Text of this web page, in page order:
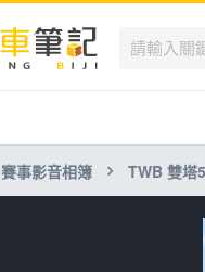
賽事影音相簿 TWB 雙塔